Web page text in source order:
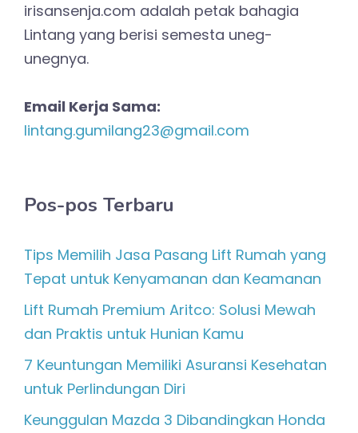
irisansenja.com adalah petak bahagia
Lintang yang berisi semesta uneg-
unegnya.
Email Kerja Sama:
lintang.gumilang23@gmail.com
Pos-pos Terbaru
Tips Memilih Jasa Pasang Lift Rumah yang
Tepat untuk Kenyamanan dan Keamanan
Lift Rumah Premium Aritco: Solusi Mewah
dan Praktis untuk Hunian Kamu
7 Keuntungan Memiliki Asuransi Kesehatan
untuk Perlindungan Diri
Keunggulan Mazda 3 Dibandingkan Honda